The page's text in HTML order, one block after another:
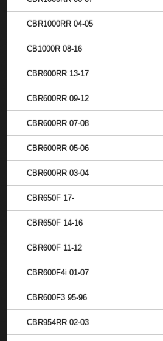
CBR1000RR 04-05
CB1000R 08-16
CBR600RR 13-17
CBR600RR 09-12
CBR600RR 07-08
CBR600RR 05-06
CBR600RR 03-04
CBR650F 17-
CBR650F 14-16
CBR600F 11-12
CBR600F4i 01-07
CBR600F3 95-96
CBR954RR 02-03